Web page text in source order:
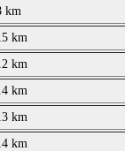
km
km
km
km
km
km